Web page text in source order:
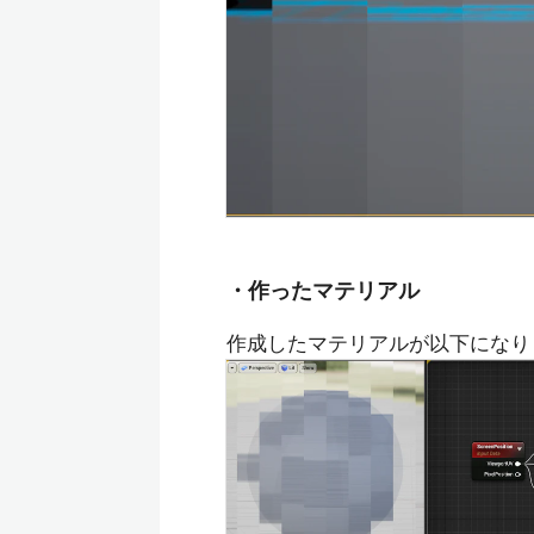
・作ったマテリアル
作成したマテリアルが以下にな